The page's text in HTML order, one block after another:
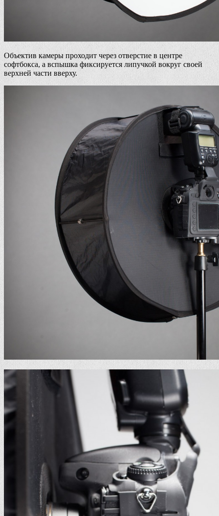
Объектив камеры проходит через отверстие в центре
софтбокса, а вспышка фиксируется липучкой вокруг своей
верхней части вверху.